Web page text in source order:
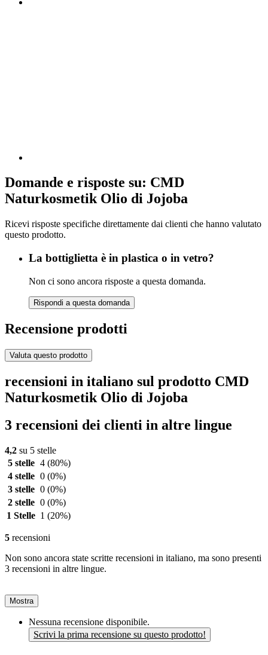
Domande e risposte su: CMD
Naturkosmetik Olio di Jojoba
Ricevi risposte specifiche direttamente dai clienti che hanno valutato
questo prodotto.
La bottiglietta è in plastica o in vetro?
Non ci sono ancora risposte a questa domanda.
Rispondi a questa domanda
Recensione prodotti
Valuta questo prodotto
recensioni in italiano sul prodotto CMD
Naturkosmetik Olio di Jojoba
3 recensioni dei clienti in altre lingue
4,2 su 5 stelle
5 stelle 4 (80%)
4 stelle 0 (0%)
3 stelle 0 (0%)
2 stelle 0 (0%)
1 Stelle 1 (20%)
5 recensioni
Non sono ancora state scritte recensioni in italiano, ma sono presenti
3 recensioni in altre lingue.
Mostra
Nessuna recensione disponibile.
Scrivi la prima recensione su questo prodotto!